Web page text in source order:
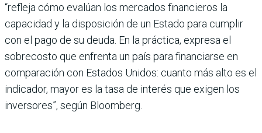
“refleja cómo evalúan los mercados financieros la
capacidad y la disposición de un Estado para cumplir
con el pago de su deuda. En la práctica, expresa el
sobrecosto que enfrenta un país para financiarse en
comparación con Estados Unidos: cuanto más alto es el
indicador, mayor es la tasa de interés que exigen los
inversores”, según Bloomberg.